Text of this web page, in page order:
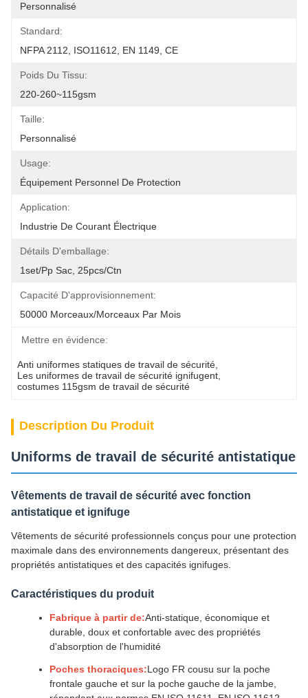
Personnalisé
Standard:
NFPA 2112, ISO11612, EN 1149, CE
Poids Du Tissu:
220-260~115gsm
Taille:
Personnalisé
Usage:
Équipement Personnel De Protection
Application:
Industrie De Courant Électrique
Détails D'emballage:
1set/pp Sac, 25pcs/ctn
Capacité D'approvisionnement:
50000 Morceaux/morceaux Par Mois
Mettre en évidence:
Anti uniformes statiques de travail de sécurité
Les uniformes de travail de sécurité ignifugent
costumes 115gsm de travail de sécurité
Description Du Produit
Uniforms de travail de sécurité antistatique
Vêtements de travail de sécurité avec fonction
antistatique et ignifuge
Vêtements de sécurité professionnels conçus pour une protection
maximale dans des environnements dangereux, présentant des
propriétés antistatiques et des capacités ignifuges.
Caractéristiques du produit
Fabrique à partir de:Anti-statique, économique et
durable, doux et confortable avec des propriétés
d'absorption de l'humidité
Poches thoraciques:Logo FR cousu sur la poche
frontale gauche et sur la poche gauche de la jambe,